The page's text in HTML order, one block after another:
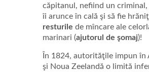
căpitanul, nefiind un criminal,
îi arunce în cală şi să fie
resturile de mîncare ale
marinari (ajutorul de şomaj)!
În 1824, autorităţile impun în
şi Noua Zeelandă o limită